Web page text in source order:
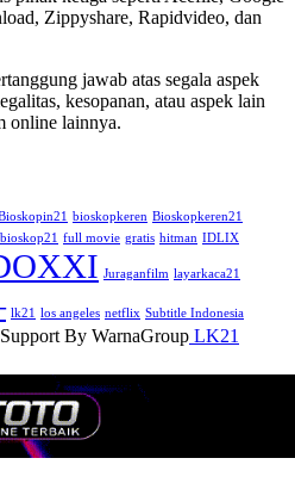
Zippyshare, Rapidvideo, dan
jawab atas segala aspek
kesopanan, atau aspek lain
online lainnya.
bioskopkeren Bioskopkeren21
full movie gratis hitman IDLIX
Juraganfilm layarkaca21
lk21 los angeles netflix Subtitle Indonesia
By WarnaGroup LK21